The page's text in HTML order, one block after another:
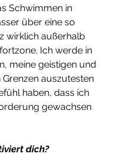
Schwimmen in
über eine so
wirklich außerhalb
Ich werde in
meine geistigen und
auszutesten
haben, dass ich
gewachsen
dich?